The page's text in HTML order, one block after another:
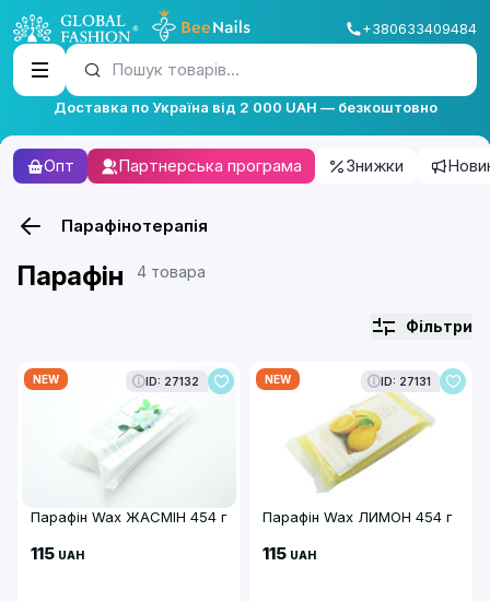
+380633409484
Пошук товарів...
Доставка по Україна від 2 000 UAH — безкоштовно
Опт Партнерська програма Знижки
Парафінотерапія
Парафін 4 товара
Фільтри
NEW ID: 27132
Парафін Wax ЖАСМІН 454 г
115 UAH
NEW ID: 27131
Парафін Wax ЛИМОН 454 г
115 UAH